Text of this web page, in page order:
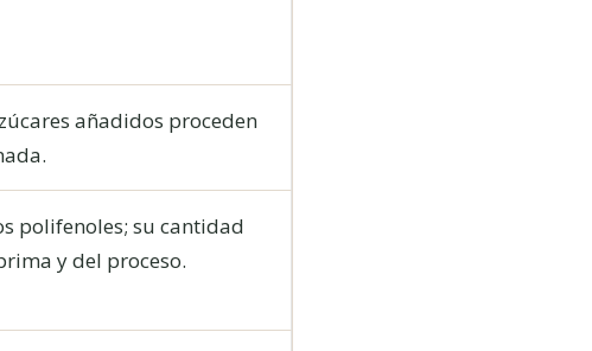
añadidos proceden
polifenoles; su cantidad
y del proceso.